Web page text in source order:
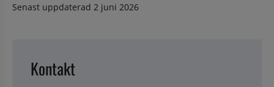
Senast uppdaterad 2 juni 2026
Kontakt